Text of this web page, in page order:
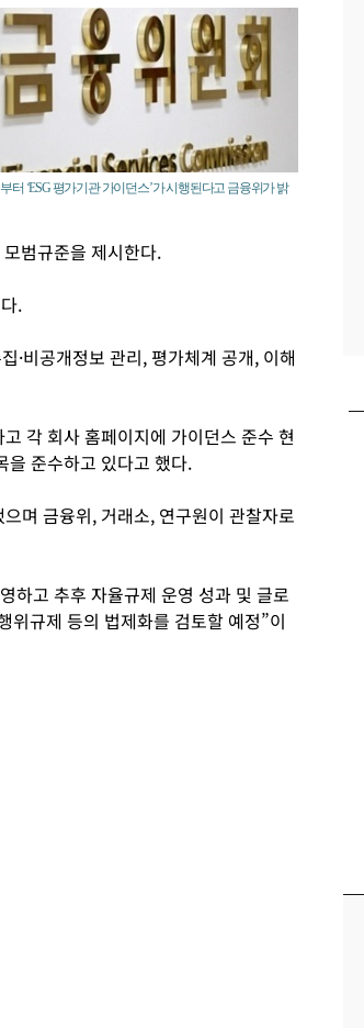
터 ‘ESG 평가기관 가이던스’가 시행된다고 금융위가 밝
범규준을 제시한다.
.
·비공개정보 관리, 평가체계 공개, 이해
각 회사 홈페이지에 가이던스 준수 현
을 준수하고 있다고 했다.
며 금융위, 거래소, 연구원이 관찰자로
하고 추후 자율규제 운영 성과 및 글로
위규제 등의 법제화를 검토할 예정”이